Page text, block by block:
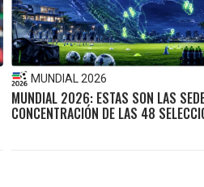
MUNDIAL 2026
MUNDIAL 2026: ESTAS SON LAS
CONCENTRACIÓN DE LAS 48